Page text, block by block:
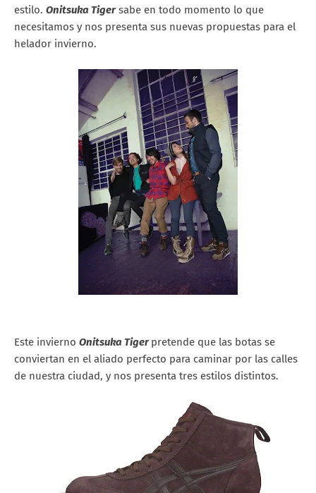
estilo. Onitsuka Tigersabe en todo momento lo que
necesitamos y nos presenta sus nuevas propuestas para el
helador invierno.
Este invierno Onitsuka Tigerpretende que las botas se
conviertan en el aliado perfecto para caminar por las calles
de nuestra ciudad, y nos presenta tres estilos distintos.